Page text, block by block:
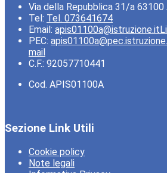
Via della Repubblica 31/a
Tel: Tel. 073641674
Email: apis01100a@istruzione.it
PEC:
mail
C.F.: 92057710441
Cod. APIS01100A
Sezione Link Utili
Cookie policy
Note legali